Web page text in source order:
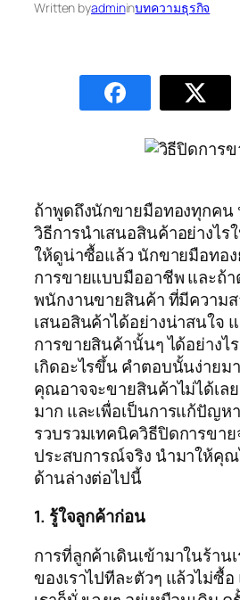
Written byadmininบทความธุรกิจ
ถ้าพูดถึงนักขายมือทองทุกคน
วิธีการนำเสนอสินค้าอย่างไร
ให้ดูน่าซื้อแล้ว นักขายมือทอ
การขายแบบมืออาชีพ และถ้
พนักงานขายสินค้า ที่มีความ
เสนอสินค้าได้อย่างน่าสนใจ
การขายสินค้านั้นๆ ได้อย่างไ
เกิดอะไรขึ้น คำตอบนั้นง่ายม
คุณอาจจะขายสินค้าไม่ได้เล
มาก และเพื่อเป็นการแก้ปัญหา
รวบรวมเทคนิควิธีปิดการขา
ประสบการณ์จริง นำมาให้คุ
ด้านล่างต่อไปนี้
1. รู้ใจลูกค้าก่อน
การที่ลูกค้าเดินเข้ามาในร้าน
ของเราไปทีละตัวๆ แล้วไม่ซื้